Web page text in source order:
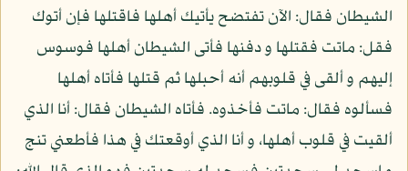
الشيطان فقال: الآن تفتضح يأتيك أهلها فاقتلها فإن أتوك
فقل: ماتت فقتلها و دفنها فأتى الشيطان أهلها فوسوس
إليهم و ألقى في قلوبهم أنه أحبلها ثم قتلها فأتاه أهلها
فسألوه فقال: ماتت فأخذوه. فأتاه الشيطان فقال: أنا الذي
ألقيت في قلوب أهلها، و أنا الذي أوقعتك في هذا فأطعني تنج